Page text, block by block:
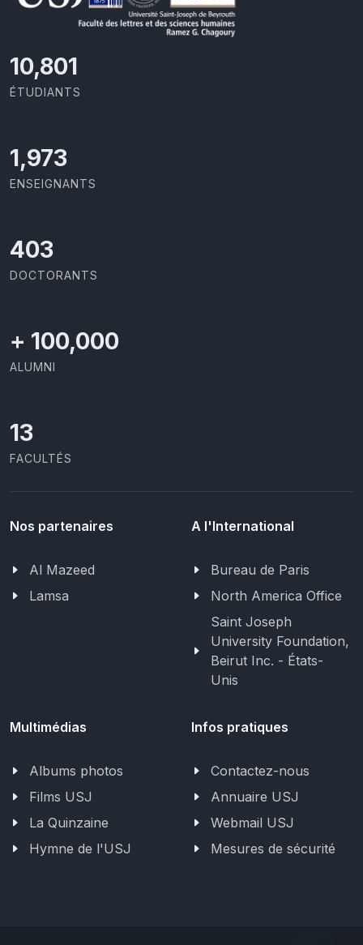
11,727
ÉTUDIANTS
2,142
ENSEIGNANTS
437
DOCTORANTS
+ 100,000
ALUMNI
13
FACULTÉS
Nos partenaires
Al Mazeed
Lamsa
A l'International
Bureau de Paris
North America Office
Saint Joseph
University Foundation,
Beirut Inc. - États-
Unis
Multimédias
Albums photos
Films USJ
La Quinzaine
Hymne de l'USJ
Infos pratiques
Contactez-nous
Annuaire USJ
Webmail USJ
Mesures de sécurité